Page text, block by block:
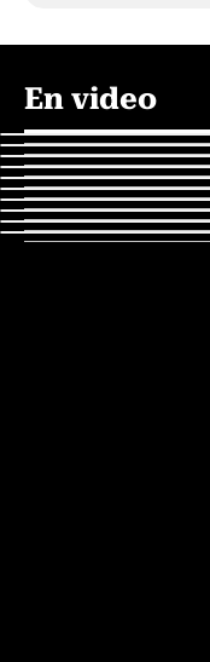
En video